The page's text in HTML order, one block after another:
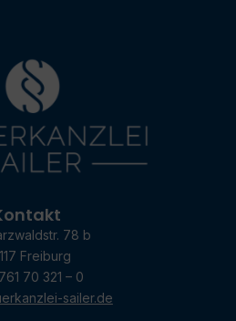
78 b
Freiburg
70 321 – 0
sailer.de